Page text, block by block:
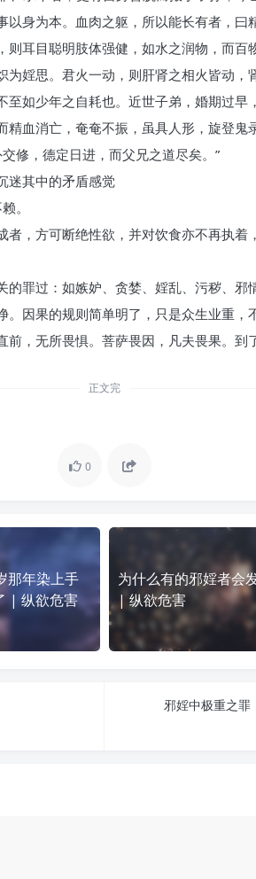
身为本。血肉之躯，所以能长有者，
耳目聪明肢体强健，如水之润物，而
婬思。君火一动，则肝肾之相火皆动，
如少年之自耗也。近世子弟，婚期过
血消亡，奄奄不振，虽具人形，旋登鬼
修，德定日进，而父兄之道尽矣。”
迷其中的矛盾感觉
。
，方可断绝性欲，并对饮食亦不再执
罪过：如嫉妒、贪婪、婬乱、污秽、邪
因果的规则简单明了，只是众生业重
，无所畏惧。菩萨畏因，凡夫畏果。
正文完
0
那年染上手
| 纵欲危害
为什么有的邪婬者会
| 纵欲危害
邪婬中极重之